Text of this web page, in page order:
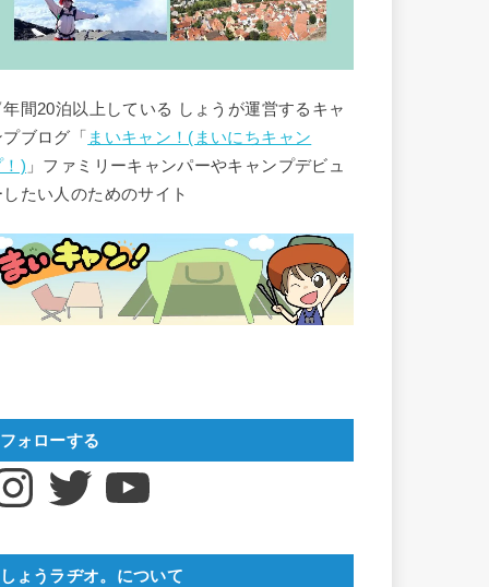
間20泊以上している しょうが運営するキャ
ブログ「 まいキャン！(まいにちキャン
！) 」ファミリーキャンパーやキャンプデビュ
したい人のためのサイト
フォローする
Twitter YouTube
しょうラヂオ。について